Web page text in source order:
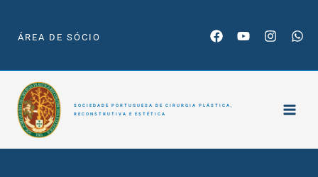
contentÁREA DE SÓCIO
SOCIEDADE PORTUGUESA DE CIRURGIA PLÁSTICA,
RECONSTRUTIVA E ESTÉTICA